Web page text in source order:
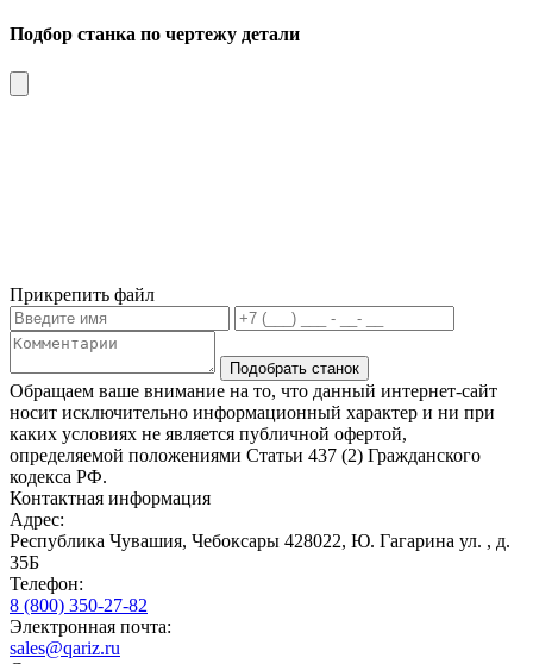
Подбор станка по чертежу детали
Прикрепить файл
Подобрать станок
Обращаем ваше внимание на то, что данный интернет-сайт
носит исключительно информационный характер и ни при
каких условиях не является публичной офертой,
определяемой положениями Статьи 437 (2) Гражданского
кодекса РФ.
Контактная информация
Адрес:
Республика Чувашия, Чебоксары 428022, Ю. Гагарина ул. , д.
35Б
Телефон:
8 (800) 350-27-82
Электронная почта:
sales@qariz.ru